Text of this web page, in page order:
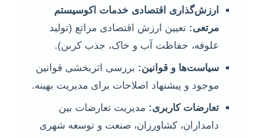
ارزش‌گذاری اقتصادی خدمات اکوسیستم
مرتعی: تعیین ارزش اقتصادی مراتع (تولید
علوفه، حفاظت آب و خاک، جذب کربن).
سیاست‌ها و قوانین: بررسی اثربخشی قوانین
موجود و پیشنهاد اصلاحات برای مدیریت بهینه.
تعارضات کاربری: مدیریت تعارضات بین
دامداران، کشاورزان، صنعت و توسعه شهری